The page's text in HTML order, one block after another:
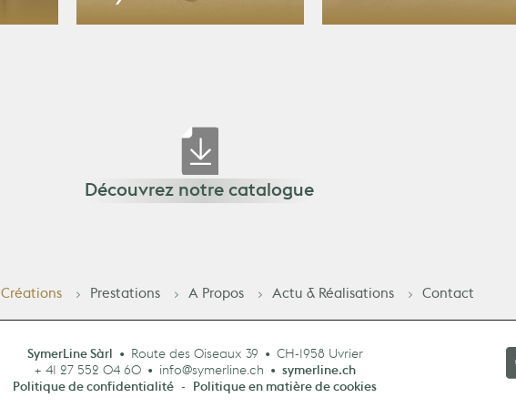
Découvrez notre catalogue
Créations Prestations A Propos Actu & Réalisations Contact
SymerLine Sàrl • Route des Oiseaux 39 • CH-1958 Uvrier
+ 41 27 552 04 60 • info@symerline.ch • symerline.ch
Politique de confidentialité - Politique en matière de cookies